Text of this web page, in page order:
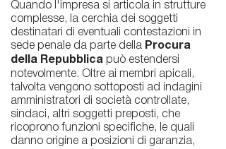
Quando l'impresa si articola in strutture
complesse, la cerchia dei soggetti
destinatari di eventuali contestazioni in
sede penale da parte della Procura
della Repubblica può estendersi
notevolmente. Oltre ai membri apicali,
talvolta vengono sottoposti ad indagini
amministratori di società controllate,
sindaci, altri soggetti preposti, che
ricoprono funzioni specifiche, le quali
danno origine a posizioni di garanzia,